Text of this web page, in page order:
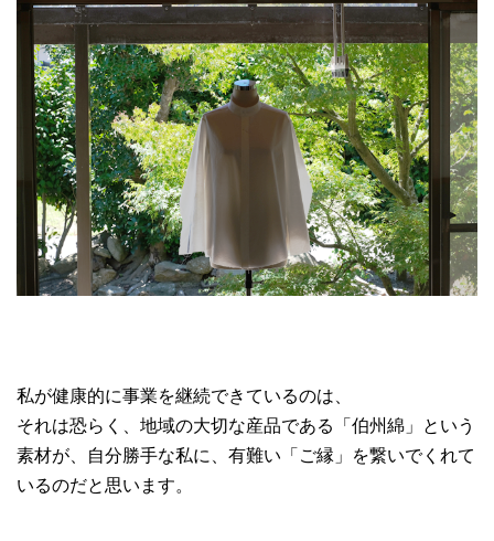
私が健康的に事業を継続できているのは、
それは恐らく、地域の大切な産品である「伯州綿」という
素材が、自分勝手な私に、有難い「ご縁」を繋いでくれて
いるのだと思います。